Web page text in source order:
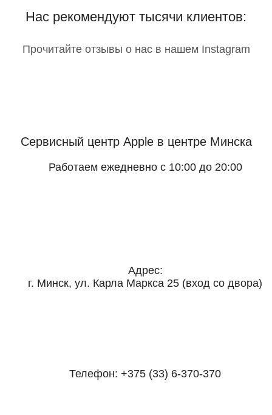
Нас рекомендуют тысячи клиентов:
Прочитайте отзывы о нас в нашем Instagram
Сервисный центр Appleв центре Минска
Работаем ежедневно с 10:00 до 20:00
Адрес:
г. Минск, ул. Карла Маркса 25 (вход со двора)
Телефон: +375 (33) 6-370-370